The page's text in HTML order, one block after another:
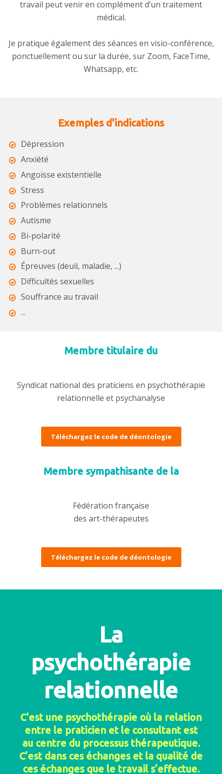
travail peut venir en complément d’un traitement
médical.
Je pratique également des séances en visio-conférence,
ponctuellement ou sur la durée, sur Zoom, FaceTime,
Whatsapp, etc.
Exemples d'indications
Dépression
Anxiété
Angoisse existentielle
Stress
Problèmes relationnels
Autisme
Bi-polarité
Burn-out
Épreuves (deuil, maladie, ...)
Difficultés sexuelles
Souffrance au travail
...
Membre titulaire du
Syndicat national des praticiens en psychothérapie
relationnelle et psychanalyse
Téléchargez le code de déontologie
Membre sympathisante de la
Fédération française
des art-thérapeutes
Téléchargez le code de déontologie
La
psychothérapie
relationnelle
C'est une psychothérapie où la relation
entre le praticien et le consultant est
au centre du processus thérapeutique.
C’est dans ces échanges et la qualité de
ces échanges que le travail s’effectue.